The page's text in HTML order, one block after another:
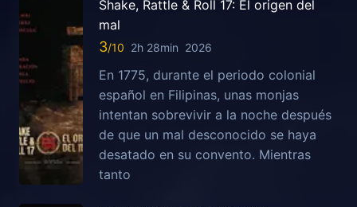
Shake, Rattle & Roll 17: El origen del
mal
3 2h 28min 2026
En 1775, durante el periodo colonial
español en Filipinas, unas monjas
intentan sobrevivir a la noche después
de que un mal desconocido se haya
desatado en su convento. Mientras
tanto